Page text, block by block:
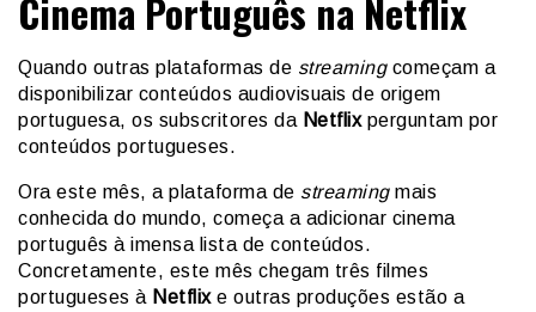
Cinema Português na Netflix
Quando outras plataformas de streamingcomeçam a
disponibilizar conteúdos audiovisuais de origem
portuguesa, os subscritores da Netflixperguntam por
conteúdos portugueses.
Ora este mês, a plataforma de streamingmais
conhecida do mundo, começa a adicionar cinema
português à imensa lista de conteúdos.
Concretamente, este mês chegam três filmes
portugueses à Netflixe outras produções estão a